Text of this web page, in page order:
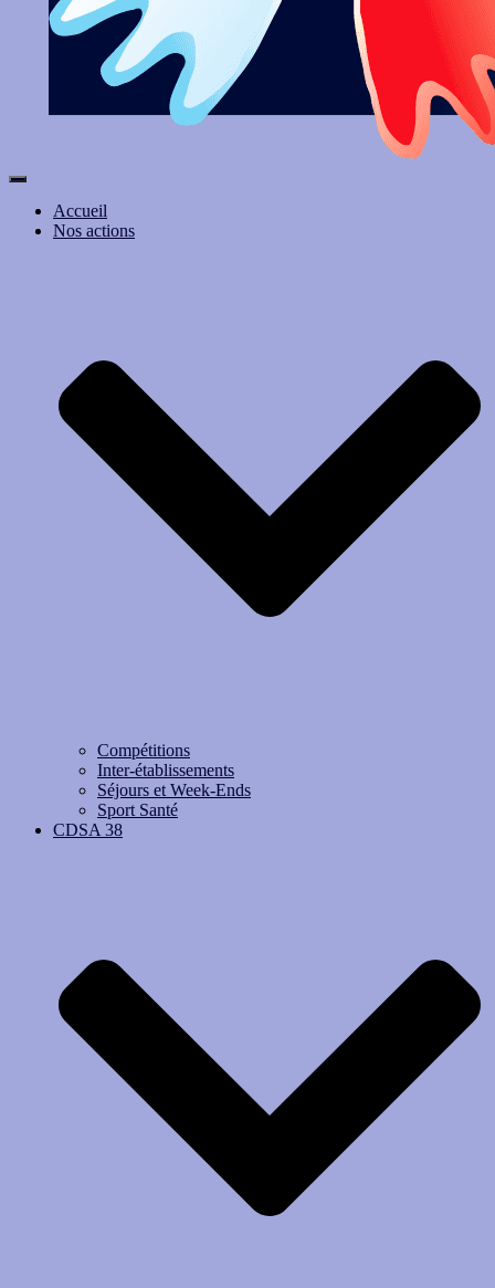
Ouvrir/fermer la navigation
Accueil
Nos actions
Compétitions
Inter-établissements
Séjours et Week-Ends
Sport Santé
CDSA 38